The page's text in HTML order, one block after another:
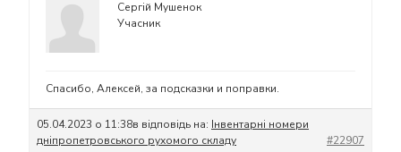
Сергій Мушенок
Учасник
Спасибо, Алексей, за подсказки и поправки.
05.04.2023 о 11:38в відповідь на: Інвентарні номери
дніпропетровського рухомого складу
#22907